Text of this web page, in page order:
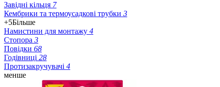
Завідні кільця 7
Кембрики та термоусадкові трубки 3
+5Більше
Намистини для монтажу 4
Стопора 3
Повідки 68
Годівниці 28
Протизакручувачі 4
менше